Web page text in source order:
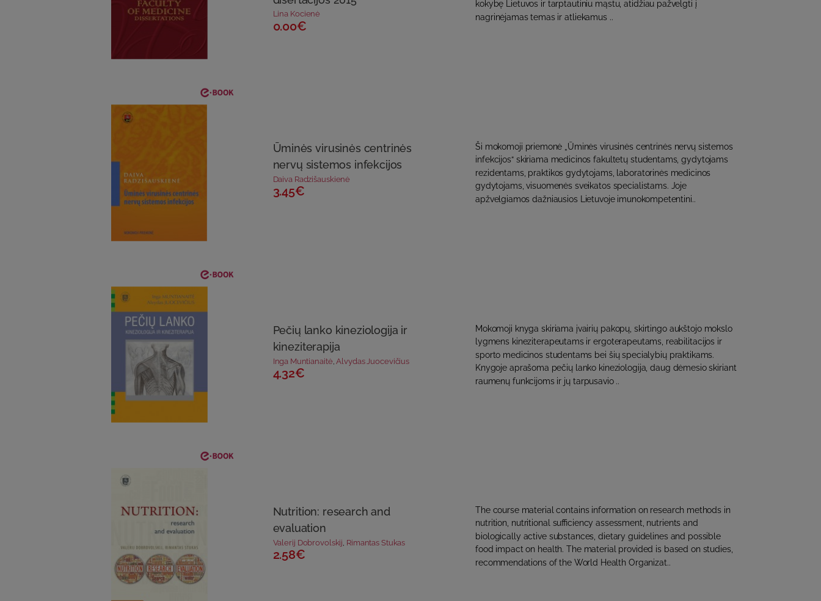
Lina Kocienė
0.00€
kokybę Lietuvos ir tarptautiniu mąstu, atidžiau pažvelgti į
nagrinėjamas temas ir atliekamus ..
Ūminės virusinės centrinės
nervų sistemos infekcijos
Daiva Radzišauskienė
3.45€
Ši mokomoji priemonė „Ūminės virusinės centrinės nervų sistemos
infekcijos“ skiriama medicinos fakultetų studentams, gydytojams
rezidentams, praktikos gydytojams, laboratorinės medicinos
gydytojams, visuomenės sveikatos specialistams. Joje
apžvelgiamos dažniausios Lietuvoje imunokompetentini..
Pečių lanko kineziologija ir
kineziterapija
Inga Muntianaitė Alvydas Juocevičius
4.32€
Mokomoji knyga skiriama įvairių pakopų, skirtingo aukštojo mokslo
lygmens kineziterapeutams ir ergoterapeutams, reabilitacijos ir
sporto medicinos studentams bei šių specialybių praktikams.
Knygoje aprašoma pečių lanko kineziologija, daug dėmesio skiriant
raumenų funkcijoms ir jų tarpusavio ..
Nutrition: research and
evaluation
Valerij Dobrovolskij Rimantas Stukas
2.58€
The course material contains information on research methods in
nutrition, nutritional sufficiency assessment, nutrients and
biologically active substances, dietary guidelines and possible
food impact on health. The material provided is based on studies,
recommendations of the World Health Organizat..